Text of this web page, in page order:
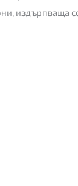
издърпваща